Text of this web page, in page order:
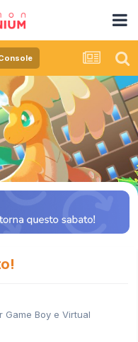
Game Boy e Virtual